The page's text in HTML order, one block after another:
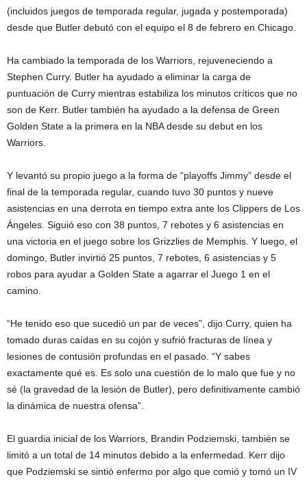
(incluidos juegos de temporada regular, jugada y postemporada)
desde que Butler debutó con el equipo el 8 de febrero en Chicago.
Ha cambiado la temporada de los Warriors, rejuveneciendo a
Stephen Curry. Butler ha ayudado a eliminar la carga de
puntuación de Curry mientras estabiliza los minutos críticos que no
son de Kerr. Butler también ha ayudado a la defensa de Green
Golden State a la primera en la NBA desde su debut en los
Warriors.
Y levantó su propio juego a la forma de “playoffs Jimmy” desde el
final de la temporada regular, cuando tuvo 30 puntos y nueve
asistencias en una derrota en tiempo extra ante los Clippers de Los
Ángeles. Siguió eso con 38 puntos, 7 rebotes y 6 asistencias en
una victoria en el juego sobre los Grizzlies de Memphis. Y luego, el
domingo, Butler invirtió 25 puntos, 7 rebotes, 6 asistencias y 5
robos para ayudar a Golden State a agarrar el Juego 1 en el
camino.
“He tenido eso que sucedió un par de veces”, dijo Curry, quien ha
tomado duras caídas en su cojón y sufrió fracturas de línea y
lesiones de contusión profundas en el pasado. “Y sabes
exactamente qué es. Es solo una cuestión de lo malo que fue y no
sé (la gravedad de la lesión de Butler), pero definitivamente cambió
la dinámica de nuestra ofensa”.
El guardia inicial de los Warriors, Brandin Podziemski, también se
limitó a un total de 14 minutos debido a la enfermedad. Kerr dijo
que Podziemski se sintió enfermo por algo que comió y tomó un IV